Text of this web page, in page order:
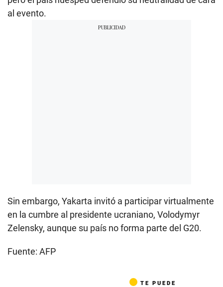
al evento.
Sin embargo, Yakarta invitó a participar virtualmente
en la cumbre al presidente ucraniano, Volodymyr
Zelensky, aunque su país no forma parte del G20.
Fuente: AFP
TE PUEDE